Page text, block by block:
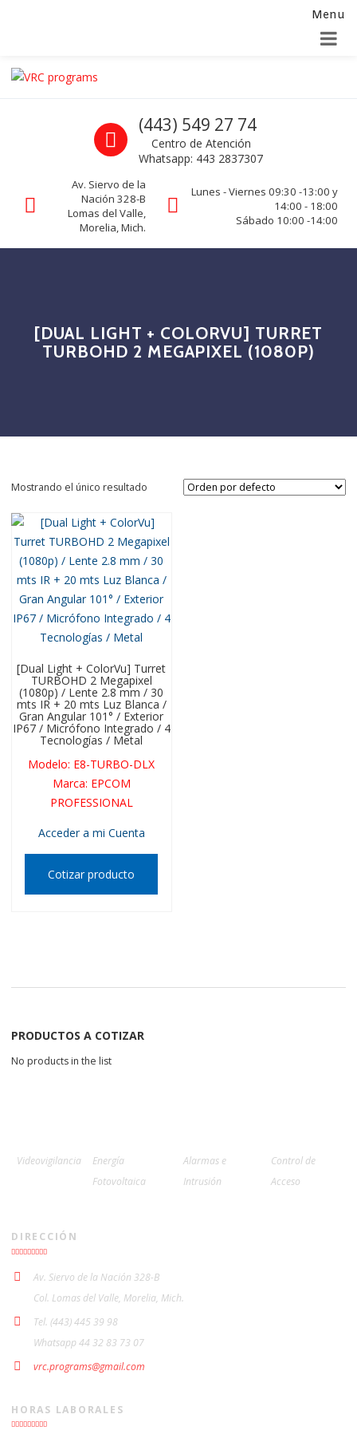
Menu
Skip to navigation
Skip to content
La seguridad de su empresa es nuestro negocio.
Call us
(443) 549 27 74
Centro de Atención
Whatsapp: 443 2837307
Av. Siervo de la
Nación 328-B
Lomas del Valle,
Morelia, Mich.
Lunes - Viernes 09:30 -13:00 y
14:00 - 18:00
Sábado 10:00 -14:00
[DUAL LIGHT + COLORVU] TURRET
TURBOHD 2 MEGAPIXEL (1080P)
Mostrando el único resultado
[Dual Light + ColorVu] Turret
TURBOHD 2 Megapixel
(1080p) / Lente 2.8 mm / 30
mts IR + 20 mts Luz Blanca /
Gran Angular 101° / Exterior
IP67 / Micrófono Integrado / 4
Tecnologías / Metal
Modelo: E8-TURBO-DLX
Marca: EPCOM
PROFESSIONAL
Acceder a mi Cuenta
Cotizar producto
PRODUCTOS A COTIZAR
No products in the list
Videovigilancia
Energía
Fotovoltaica
Alarmas e
Intrusión
Control de
Acceso
DIRECCIÓN
Av. Siervo de la Nación 328-B
Col. Lomas del Valle, Morelia, Mich.
Tel. (443) 445 39 98
Whatsapp 44 32 83 73 07
vrc.programs@gmail.com
HORAS LABORALES